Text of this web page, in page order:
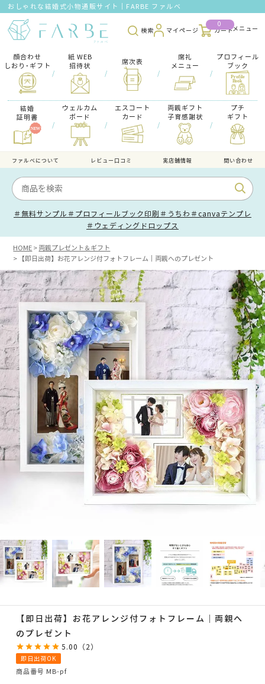
おしゃれな結婚式小物通販サイト｜FARBE ファルベ
検索 マイページ
0
カート
顔合わせ
しおり･ギフト
/
紙 WEB
招待状
/
席次表
/
席礼
メニュー
/
プロフィール
ブック
結婚
証明書
/
ウェルカム
ボード
/
エスコート
カード
/
両親ギフト
子育感謝状
/
プチ
ギフト
ファルべについて レビュー口コミ 実店舗情報 問い合わせ
＃無料サンプル ＃プロフィールブック印刷 ＃うちわ ＃canvaテンプレ
＃ウェディングドロップス
HOME
両親プレゼント＆ギフト
【即日出荷】お花アレンジ付フォトフレーム｜両親へのプレゼント
【即日出荷】お花アレンジ付フォトフレーム｜両親へ
のプレゼント
5.00 （ 2 ）
即日出荷OK
商品番号 MB-pf